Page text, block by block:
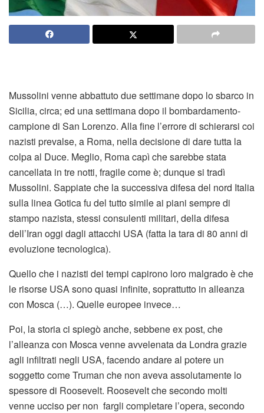
Mussolini venne abbattuto due settimane dopo lo sbarco in
Sicilia, circa; ed una settimana dopo il bombardamento-
campione di San Lorenzo. Alla fine l’errore di schierarsi coi
nazisti prevalse, a Roma, nella decisione di dare tutta la
colpa al Duce. Meglio, Roma capì che sarebbe stata
cancellata in tre notti, fragile come è; dunque si tradì
Mussolini. Sappiate che la successiva difesa del nord Italia
sulla linea Gotica fu del tutto simile ai piani sempre di
stampo nazista, stessi consulenti militari, della difesa
dell’Iran oggi dagli attacchi USA (fatta la tara di 80 anni di
evoluzione tecnologica).
Quello che i nazisti dei tempi capirono loro malgrado è che
le risorse USA sono quasi infinite, soprattutto in alleanza
con Mosca (…). Quelle europee invece…
Poi, la storia ci spiegò anche, sebbene ex post, che
l’alleanza con Mosca venne avvelenata da Londra grazie
agli infiltrati negli USA, facendo andare al potere un
soggetto come Truman che non aveva assolutamente lo
spessore di Roosevelt. Roosevelt che secondo molti
venne ucciso per non fargli completare l’opera, secondo